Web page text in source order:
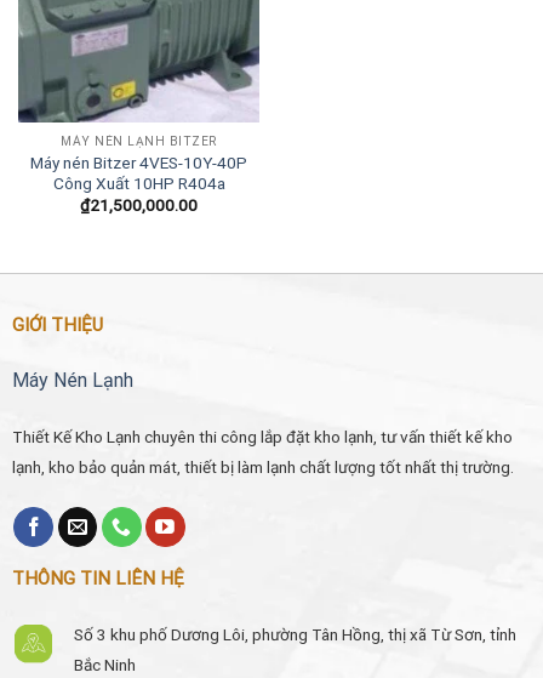
MÁY NÉN LẠNH BITZER
Máy nén Bitzer 4VES-10Y-40P
Công Xuất 10HP R404a
₫21,500,000.00
GIỚI THIỆU
Máy Nén Lạnh
Thiết Kế Kho Lạnh chuyên thi công lắp đặt kho lạnh, tư vấn thiết kế kho
lạnh, kho bảo quản mát, thiết bị làm lạnh chất lượng tốt nhất thị trường.
THÔNG TIN LIÊN HỆ
Số 3 khu phố Dương Lôi, phường Tân Hồng, thị xã Từ Sơn, tỉnh
Bắc Ninh